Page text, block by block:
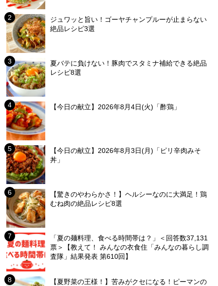
ジュワッと旨い！ゴーヤチャンプルーが止まらない
絶品レシピ3選
夏バテに負けない！豚肉でスタミナ補給できる絶品
レシピ8選
【今日の献立】2026年8月4日(火)「酢鶏」
【今日の献立】2026年8月3日(月)「ピリ辛肉みそ
丼」
【驚きのやわらかさ！】ヘルシーなのに大満足！鶏
むね肉の絶品レシピ8選
「夏の麺料理、食べる時間帯は？」＜回答数37,131
票＞【教えて！ みんなの衣食住「みんなの暮らし調
査隊」結果発表 第610回】
【夏野菜の王様！】苦みがクセになる！ピーマンの